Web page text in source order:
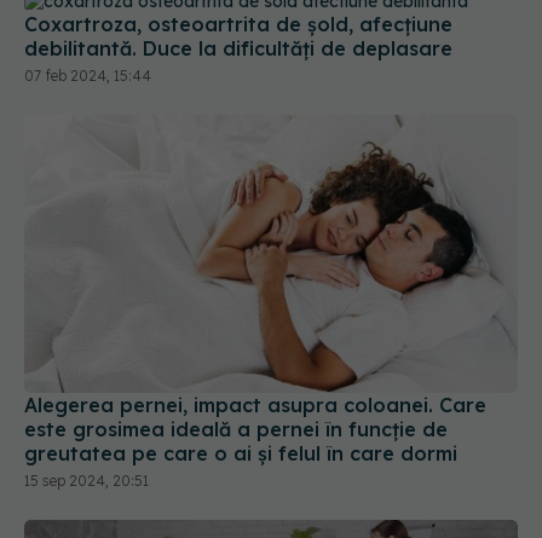
07 feb 2024, 15:44
Alegerea pernei, impact asupra coloanei. Care
este grosimea ideală a pernei în funcție de
greutatea pe care o ai și felul în care dormi
15 sep 2024, 20:51